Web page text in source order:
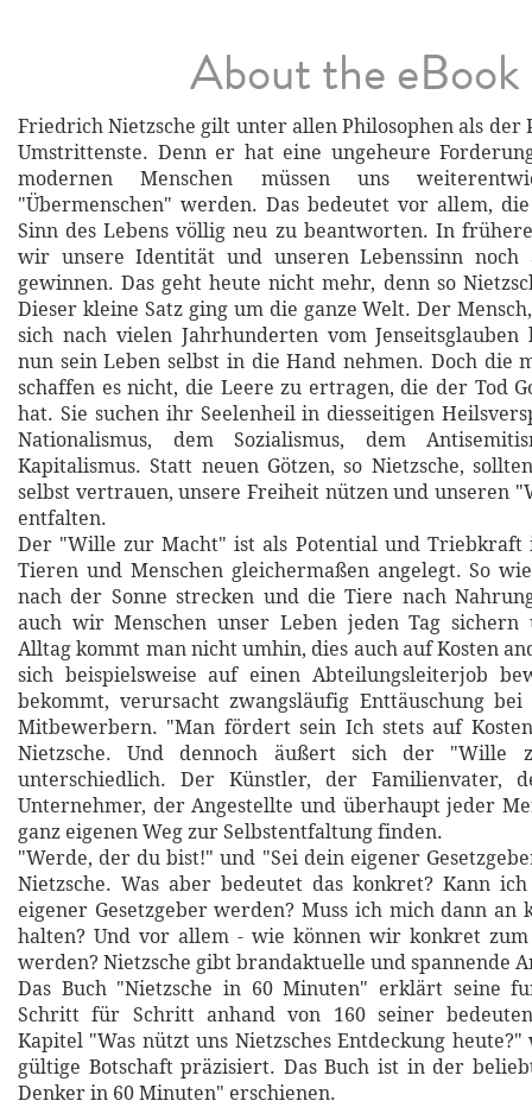
About the eBook
Friedrich Nietzsche gilt unter allen Philosophen als der
Umstrittenste. Denn er hat eine ungeheure
modernen Menschen müssen uns
"Übermenschen" werden. Das bedeutet vor allem,
Sinn des Lebens völlig neu zu beantworten. In
wir unsere Identität und unseren Lebenssinn noch
gewinnen. Das geht heute nicht mehr, denn so
Dieser kleine Satz ging um die ganze Welt. Der
sich nach vielen Jahrhunderten vom
nun sein Leben selbst in die Hand nehmen. Doch die
schaffen es nicht, die Leere zu ertragen, die der Tod
hat. Sie suchen ihr Seelenheil in diesseitigen
Nationalismus, dem Sozialismus, dem
Kapitalismus. Statt neuen Götzen, so Nietzsche,
selbst vertrauen, unsere Freiheit nützen und unseren
entfalten.
Der "Wille zur Macht" ist als Potential und Triebkraft
Tieren und Menschen gleichermaßen angelegt. So
nach der Sonne strecken und die Tiere nach
auch wir Menschen unser Leben jeden Tag
Alltag kommt man nicht umhin, dies auch auf Kosten
sich beispielsweise auf einen Abteilungsleiterjob
bekommt, verursacht zwangsläufig Enttäuschung bei
Mitbewerbern. "Man fördert sein Ich stets auf
Nietzsche. Und dennoch äußert sich der "Wille
unterschiedlich. Der Künstler, der Familienvater,
Unternehmer, der Angestellte und überhaupt jeder
ganz eigenen Weg zur Selbstentfaltung finden.
"Werde, der du bist!" und "Sei dein eigener
Nietzsche. Was aber bedeutet das konkret? Kann
eigener Gesetzgeber werden? Muss ich mich dann an
halten? Und vor allem - wie können wir konkret zum
werden? Nietzsche gibt brandaktuelle und spannende
Das Buch "Nietzsche in 60 Minuten" erklärt seine
Schritt für Schritt anhand von 160 seiner
Kapitel "Was nützt uns Nietzsches Entdeckung
gültige Botschaft präzisiert. Das Buch ist in der
Denker in 60 Minuten" erschienen.